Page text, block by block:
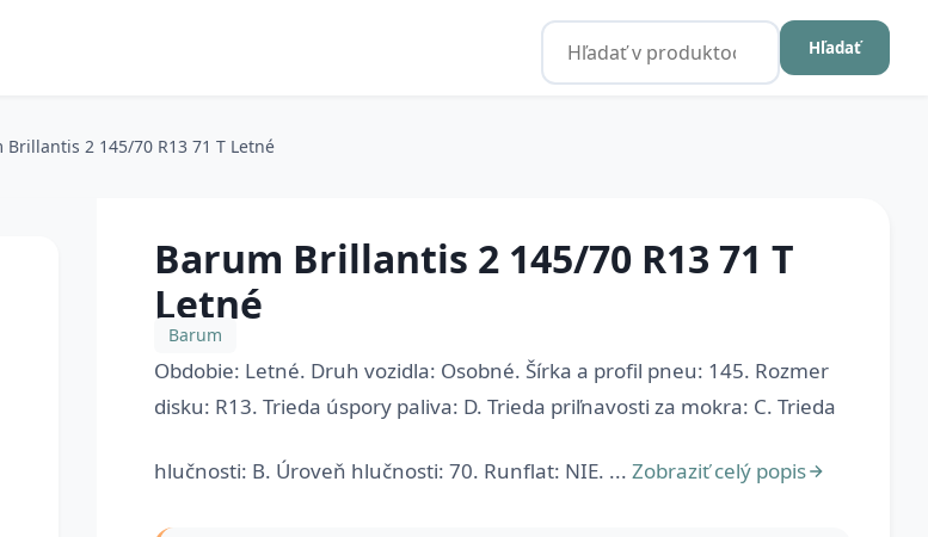
Hľadať
Brillantis 2 145/70 R13 71 T Letné
Barum Brillantis 2 145/70 R13 71 T
Letné
Barum
Obdobie: Letné. Druh vozidla: Osobné. Šírka a profil pneu: 145. Rozmer
disku: R13. Trieda úspory paliva: D. Trieda priľnavosti za mokra: C. Trieda
hlučnosti: B. Úroveň hlučnosti: 70. Runflat: NIE. ... Zobraziť celý popis